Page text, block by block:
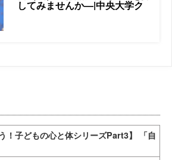
してみませんか―|中央大学ク
！子どもの心と体シリーズPart3】 「自